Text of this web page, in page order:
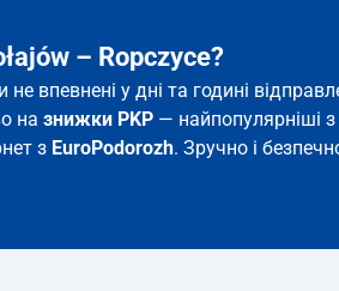
– Ropczyce?
впевнені у дні та годині
на знижки PKP — найпопулярніші з
з EuroPodorozh. Зручно і